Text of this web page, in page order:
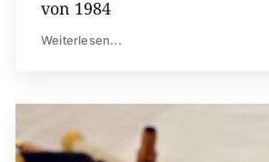
von 1984
Weiterlesen...